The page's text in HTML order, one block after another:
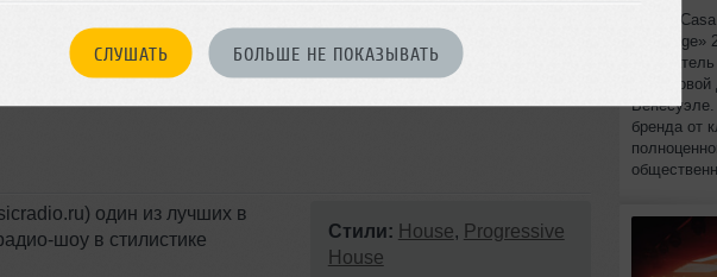
СЛУШАТЬ БОЛЬШЕ НЕ ПОКАЗЫВАТЬ
один из лучших в
шоу в стилистике
Стили: House, Progressive
House
Лейбл
бренда от